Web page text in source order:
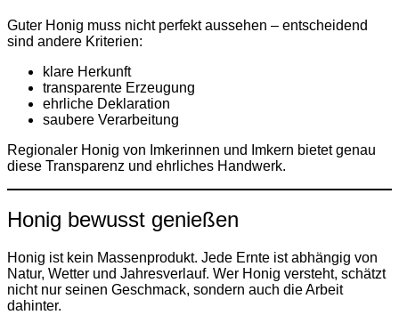
Guter Honig muss nicht perfekt aussehen – entscheidend
sind andere Kriterien:
klare Herkunft
transparente Erzeugung
ehrliche Deklaration
saubere Verarbeitung
Regionaler Honig von Imkerinnen und Imkern bietet genau
diese Transparenz und ehrliches Handwerk.
Honig bewusst genießen
Honig ist kein Massenprodukt. Jede Ernte ist abhängig von
Natur, Wetter und Jahresverlauf. Wer Honig versteht, schätzt
nicht nur seinen Geschmack, sondern auch die Arbeit
dahinter.